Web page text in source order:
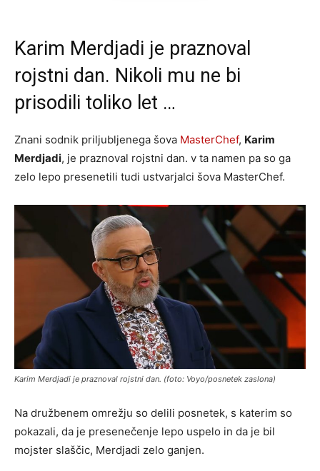
Karim Merdjadi je praznoval
rojstni dan. Nikoli mu ne bi
prisodili toliko let …
Znani sodnik priljubljenega šova MasterChef, Karim
Merdjadi, je praznoval rojstni dan. v ta namen pa so ga
zelo lepo presenetili tudi ustvarjalci šova MasterChef.
Karim Merdjadi je praznoval rojstni dan. (foto: Voyo/posnetek zaslona)
Na družbenem omrežju so delili posnetek, s katerim so
pokazali, da je presenečenje lepo uspelo in da je bil
mojster slaščic, Merdjadi zelo ganjen.